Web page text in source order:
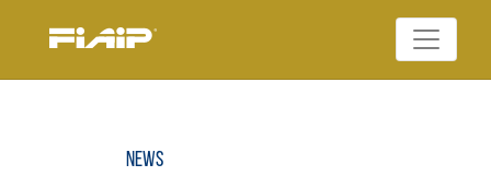
Federazione Italiana
News